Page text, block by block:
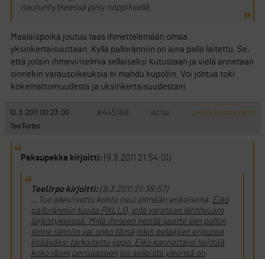
naurunhytkeessä pysy näppiksellä.
Maalaispoika joutuu taas ihmettelemään omaa
yksinkertaisuuttaan. Kyllä palloränniin on aina pallo laitettu. Se,
että jotain ihmeviritelmiä sellaiseksi kutustaan ja vielä annetaan
sinnekin varausoikeuksia ei mahdu kupoliin. Voi johtua toki
kokemattomuudesta ja uksinkertaisuudestani
10.3.2011 00:23:00 #445168 VASTAA ILMOITA ASIATON VIESTI
TeeTurbo
Paksupekka kirjoitti: (9.3.2011 21:54:01)
TeeUrpo kirjoitti:(9.3.2011 21:38:57)
…Tuo alleviivattu kohta osui silmään erikoisena. Eikö
palloränniin tuoda PALLO, jolla varataan lähtövuoro
järjestyksessä. Millä ihmeen netillä saatte sen pallon
sinne ränniin vai onko tämä jokin pelaajien eripuraa
lisääväksi tarkoitettu jippo. Eikö kannattaisi heittää
koko ränni pensaaseen jos sellaista yleensä on